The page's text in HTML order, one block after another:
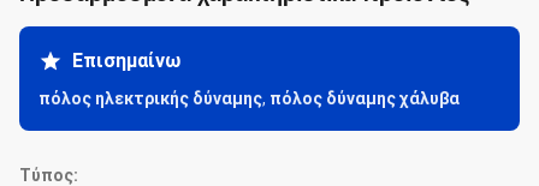
Επισημαίνω
πόλος ηλεκτρικής δύναμης, πόλος δύναμης χάλυβα
Τύπος: